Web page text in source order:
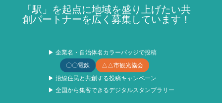
「駅」を起点に地域を盛り上げたい共
創パートナーを広く募集しています！
▶ 企業名・自治体名カラーバッジで投稿
〇〇電鉄
△△市観光協会
▶ 沿線住民と共創する投稿キャンペーン
▶ 全国から集客できるデジタルスタンプラリー